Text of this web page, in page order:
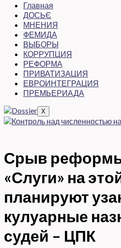
Главная
ДОСЬЄ
МНЕНИЯ
ФЕМИДА
ВЫБОРЫ
КОРРУПЦИЯ
РЕФОРМА
ПРИВАТИЗАЦИЯ
ЕВРОИНТЕГРАЦИЯ
ПРЕМЬЕРИАДА
X
Срыв
«Слуги» на
планируют
кулуарные
судей – ЦПК